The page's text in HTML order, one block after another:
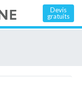
Devis
gratuits